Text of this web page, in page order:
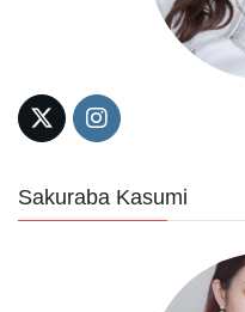
Sakuraba Kasumi